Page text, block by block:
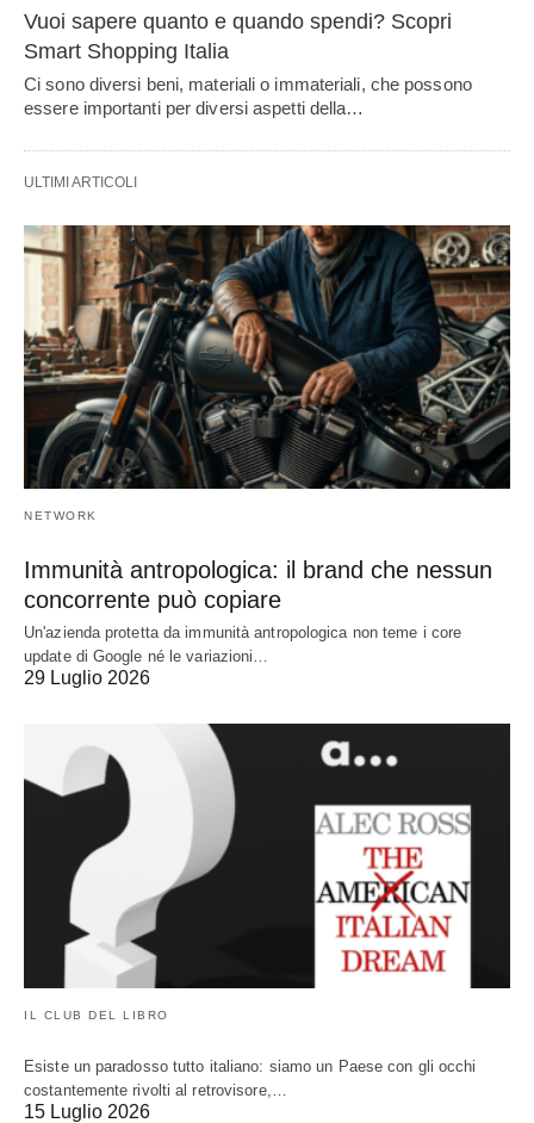
Vuoi sapere quanto e quando spendi? Scopri
Smart Shopping Italia
Ci sono diversi beni, materiali o immateriali, che possono
essere importanti per diversi aspetti della…
ULTIMI ARTICOLI
NETWORK
Immunità antropologica: il brand che nessun
concorrente può copiare
Un'azienda protetta da immunità antropologica non teme i core
update di Google né le variazioni…
29 Luglio 2026
IL CLUB DEL LIBRO
Esiste un paradosso tutto italiano: siamo un Paese con gli occhi
costantemente rivolti al retrovisore,…
15 Luglio 2026